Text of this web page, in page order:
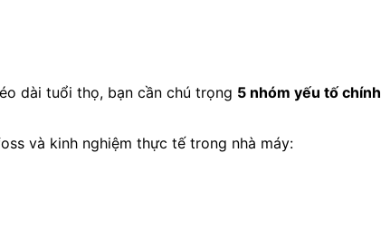
dài tuổi thọ, bạn cần chú trọng 5 nhóm yếu tố chính
và kinh nghiệm thực tế trong nhà máy: